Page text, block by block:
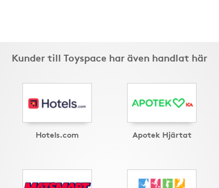
Kunder till Toyspace har även handlat här
Hotels.com Apotek Hjärtat